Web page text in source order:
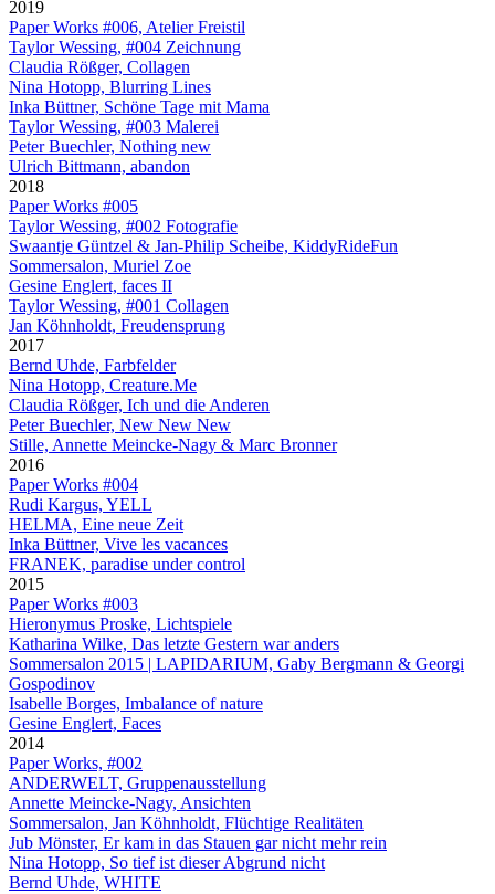
2019
Paper Works #006, Atelier Freistil
Taylor Wessing, #004 Zeichnung
Claudia Rößger, Collagen
Nina Hotopp, Blurring Lines
Inka Büttner, Schöne Tage mit Mama
Taylor Wessing, #003 Malerei
Peter Buechler, Nothing new
Ulrich Bittmann, abandon
2018
Paper Works #005
Taylor Wessing, #002 Fotografie
Swaantje Güntzel & Jan-Philip Scheibe, KiddyRideFun
Sommersalon, Muriel Zoe
Gesine Englert, faces II
Taylor Wessing, #001 Collagen
Jan Köhnholdt, Freudensprung
2017
Bernd Uhde, Farbfelder
Nina Hotopp, Creature.Me
Claudia Rößger, Ich und die Anderen
Peter Buechler, New New New
Stille, Annette Meincke-Nagy & Marc Bronner
2016
Paper Works #004
Rudi Kargus, YELL
HELMA, Eine neue Zeit
Inka Büttner, Vive les vacances
FRANEK, paradise under control
2015
Paper Works #003
Hieronymus Proske, Lichtspiele
Katharina Wilke, Das letzte Gestern war anders
Sommersalon 2015 | LAPIDARIUM, Gaby Bergmann & Georgi
Gospodinov
Isabelle Borges, Imbalance of nature
Gesine Englert, Faces
2014
Paper Works, #002
ANDERWELT, Gruppenausstellung
Annette Meincke-Nagy, Ansichten
Sommersalon, Jan Köhnholdt, Flüchtige Realitäten
Jub Mönster, Er kam in das Stauen gar nicht mehr rein
Nina Hotopp, So tief ist dieser Abgrund nicht
Bernd Uhde, WHITE